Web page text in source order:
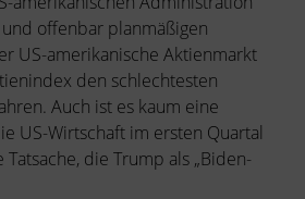
offenbar planmäßigen
US-amerikanische Aktienmarkt
den schlechtesten
Auch ist es kaum eine
US-Wirtschaft im ersten Quartal
die Trump als „Biden-